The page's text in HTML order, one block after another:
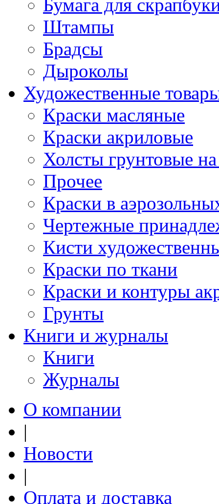
Бумага для
Штампы
Брадсы
Дыроколы
Художественные
Краски масляные
Краски акриловые
Холсты грунтовые
Прочее
Краски в
Чертежные
Кисти
Краски по ткани
Краски и контуры
Грунты
Книги и журналы
Книги
Журналы
О компании
|
Новости
|
Оплата и доставка